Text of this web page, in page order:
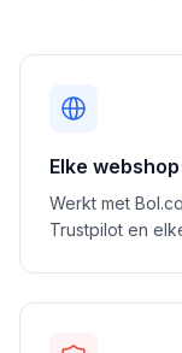
Elke webshop
Werkt met
Trustpilot en